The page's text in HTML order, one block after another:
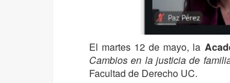
El martes 12 de mayo, la
Cambios en la justicia de
Facultad de Derecho UC.